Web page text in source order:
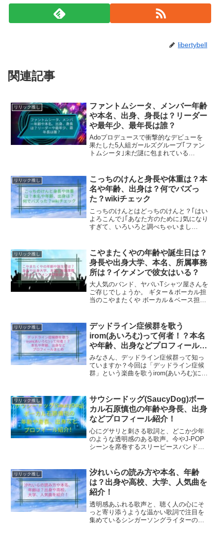
libertybell
関連記事
リリック推し
ファントムシータ、メンバー年齢
や本名、出身、身長は？リーダー
や最年少、最年長は誰？
Adoプロデュースで衝撃的なデビューを
果たした5人組ガールズグループ｢ファン
トムシータ｣未だ謎に包まれている
タのメンバー年齢は何歳で誕生日はいつ
なのか...
リリック推し
こっちのけんと身長や体重は？本
名や年齢、出身は？何でバズっ
た？wikiチェック
こっちのけんとはどっちのけんと？｢はい
よろこんで｣｢あなた方のために｣気になり
すぎて、いろいろと調べちゃいまし
よ？何者？そんな方もいらっしゃるか
と…はい！喜んで...
リリック推し
こやまたくやの年齢や誕生日は？
身長や出身大学、本名、所属事務
所は？イケメンで彼女はいる？
大人気のバンド、ヤバいTシャツ屋さんを
ご存じでしょうか。 ギター＆ボーカル担
当のこやまたくや ボーカル＆ベース担当
す。一度耳にしたら忘れられないキャッ
チーで独創的な...
リリック推し
デッドライン症候群を歌う
irom(あいろむ)って何者！？本名
や年齢、出身などプロフィールま
とめ
みなさん、デッドライン症候群って知っ
ていますか？今回は「デッドライン症候
群」という楽曲を歌うirom(あいろむ)につ
か？YouTubeで話題爆上がり中の新星シ
ンガ...
リリック推し
サウシードッグ(SaucyDog)ボー
カル石原慎也の年齢や身長、出身
などプロフィール紹介！
​心にグサリと刺さる歌詞と、どこか少年
のような透明感のある歌声。今やJ-POP
シーンを席巻するスリーピースバンド、
はら しんや）さんです。​テレビやSNSで
見せ...
リリック推し
汐れいらの読み方や本名、年齢
は？出身や高校、大学、人気曲を
紹介！
透明感あふれる歌声と、聴く人の心にそ
っと寄り添うような温かい歌詞で注目を
集めているシンガーソングライターの汐